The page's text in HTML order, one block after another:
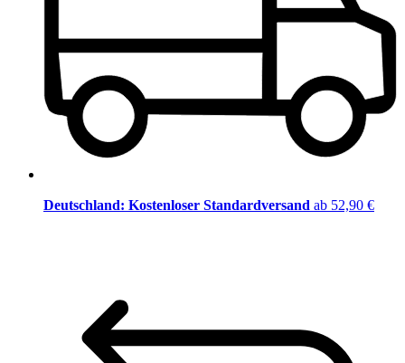
Deutschland: Kostenloser Standardversand ab 52,90 €